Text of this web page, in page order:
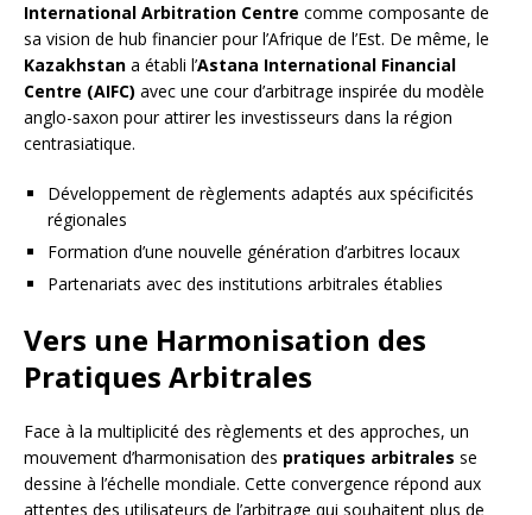
International Arbitration Centre comme composante de
sa vision de hub financier pour l’Afrique de l’Est. De même, le
Kazakhstan a établi l’Astana International Financial
Centre (AIFC) avec une cour d’arbitrage inspirée du modèle
anglo-saxon pour attirer les investisseurs dans la région
centrasiatique.
Développement de règlements adaptés aux spécificités
régionales
Formation d’une nouvelle génération d’arbitres locaux
Partenariats avec des institutions arbitrales établies
Vers une Harmonisation des
Pratiques Arbitrales
Face à la multiplicité des règlements et des approches, un
mouvement d’harmonisation des pratiques arbitrales se
dessine à l’échelle mondiale. Cette convergence répond aux
attentes des utilisateurs de l’arbitrage qui souhaitent plus de